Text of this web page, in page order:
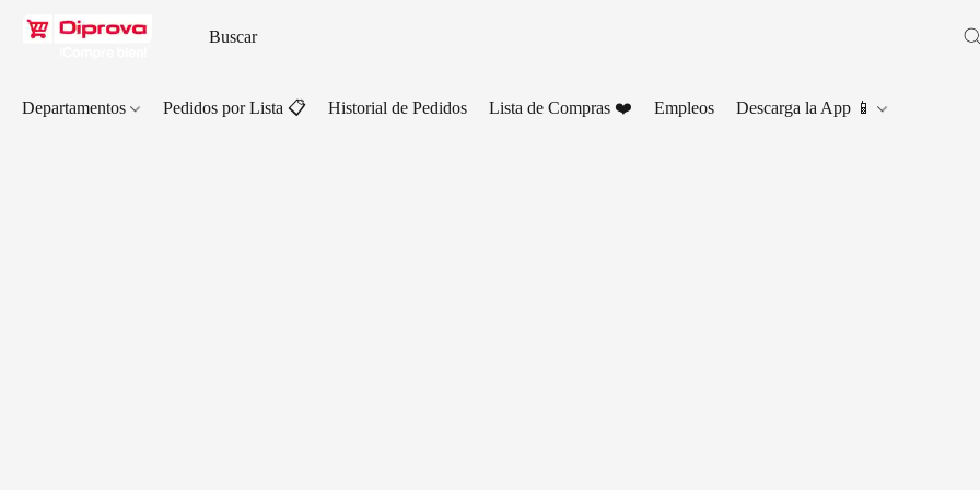
Departamentos Pedidos por Lista 📋 Historial de Pedidos Lista de Compras ❤️ Empleos Descarga la App 📱